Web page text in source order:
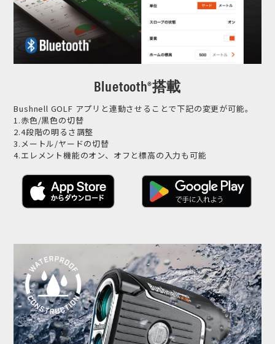
Bluetooth®搭載
Bushnell GOLF アプリと連動させることで下記の変更が可能。
1.赤色/黒色の切替
2.4段階の明るさ調整
3.メートル/ヤードの切替
4.エレメント機能のオン、オフと標高の入力も可能